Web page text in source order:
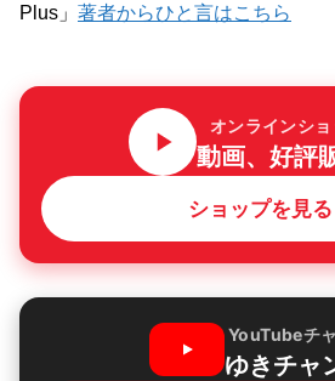
Plus」 著者からひと言はこちら
オンラインシ
動画、好評
ショップを見
YouTubeチ
ゆきチャ